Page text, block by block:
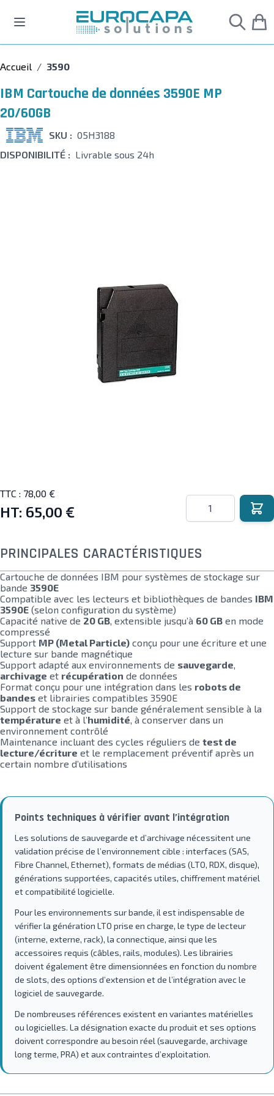
Accueil / 3590
IBM Cartouche de données 3590E MP
20/60GB
SKU : 05H3188
DISPONIBILITÉ : Livrable sous 24h
TTC : 78,00 €
HT: 65,00 €
Quantité
PRINCIPALES CARACTÉRISTIQUES
Cartouche de données IBM pour systèmes de stockage sur
bande 3590E
Compatible avec les lecteurs et bibliothèques de bandes IBM
3590E (selon configuration du système)
Capacité native de 20 GB, extensible jusqu’à 60 GB en mode
compressé
Support MP (Metal Particle) conçu pour une écriture et une
lecture sur bande magnétique
Support adapté aux environnements de sauvegarde,
archivage et récupération de données
Format conçu pour une intégration dans les robots de
bandes et librairies compatibles 3590E
Support de stockage sur bande généralement sensible à la
température et à l’humidité, à conserver dans un
environnement contrôlé
Maintenance incluant des cycles réguliers de test de
lecture/écriture et le remplacement préventif après un
certain nombre d’utilisations
Points techniques à vérifier avant l’intégration
Les solutions de sauvegarde et d’archivage nécessitent une
validation précise de l’environnement cible : interfaces (SAS,
Fibre Channel, Ethernet), formats de médias (LTO, RDX, disque),
générations supportées, capacités utiles, chiffrement matériel
et compatibilité logicielle.
Pour les environnements sur bande, il est indispensable de
vérifier la génération LTO prise en charge, le type de lecteur
(interne, externe, rack), la connectique, ainsi que les
accessoires requis (câbles, rails, modules). Les librairies
doivent également être dimensionnées en fonction du nombre
de slots, des options d’extension et de l’intégration avec le
logiciel de sauvegarde.
De nombreuses références existent en variantes matérielles
ou logicielles. La désignation exacte du produit et ses options
doivent correspondre au besoin réel (sauvegarde, archivage
long terme, PRA) et aux contraintes d’exploitation.